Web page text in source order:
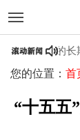
料领域的长期
您的位置： 首
“十五五